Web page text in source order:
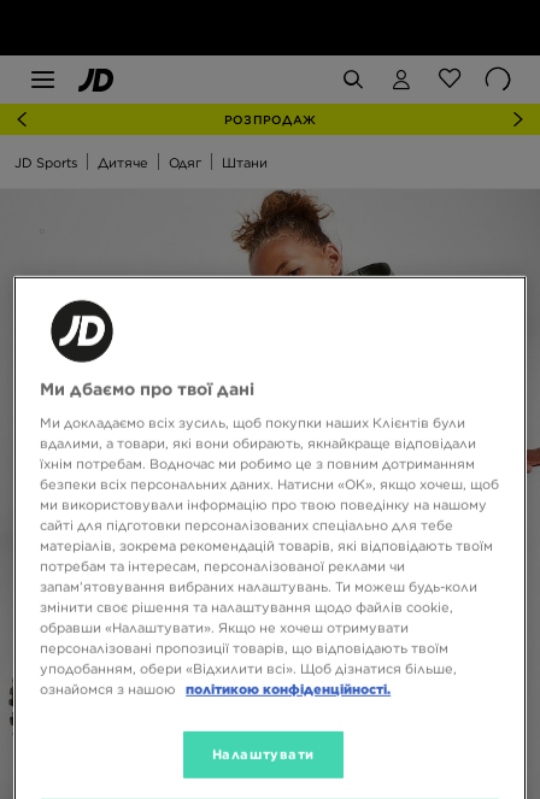
РОЗПРОДАЖ
JD Sports Дитяче Одяг Штани
Ми дбаємо про твої дані
Ми докладаємо всіх зусиль, щоб покупки наших Клієнтів були
вдалими, а товари, які вони обирають, якнайкраще відповідали
їхнім потребам. Водночас ми робимо це з повним дотриманням
безпеки всіх персональних даних. Натисни «OK», якщо хочеш, щоб
ми використовували інформацію про твою поведінку на нашому
сайті для підготовки персоналізованих спеціально для тебе
матеріалів, зокрема рекомендацій товарів, які відповідають твоїм
потребам та інтересам, персоналізованої реклами чи
запам’ятовування вибраних налаштувань. Ти можеш будь-коли
змінити своє рішення та налаштування щодо файлів cookie,
обравши «Налаштувати». Якщо не хочеш отримувати
персоналізовані пропозиції товарів, що відповідають твоїм
уподобанням, обери «Відхилити всі». Щоб дізнатися більше,
ознайомся з нашою
політикою конфіденційності.
Налаштувати